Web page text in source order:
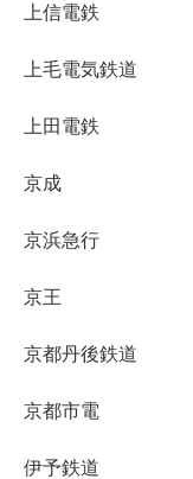
上信電鉄
上毛電気鉄道
上田電鉄
京成
京浜急行
京王
京都丹後鉄道
京都市電
伊予鉄道